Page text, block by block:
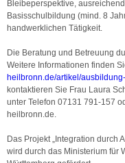
Bleibeperspektive,
Basisschulbildung (mind. 8
handwerklichen Tätigkeit.
Die Beratung und Betreuung
Weitere Informationen finden
heilbronn.de/artikel/
kontaktieren Sie Frau Laura
unter Telefon 07131 791-157
heilbronn.de.
Das Projekt „Integration durch
wird durch das Ministerium für